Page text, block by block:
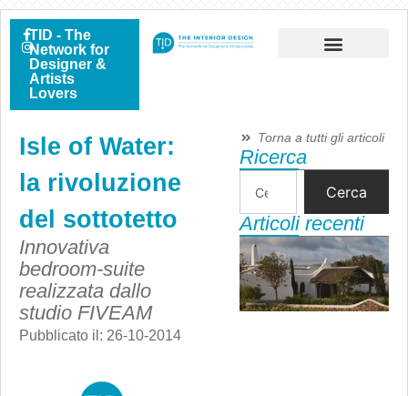
TID - The
Network for
Designer &
Artists
Lovers
Isle of Water:
la rivoluzione
del sottotetto
Innovativa
bedroom-suite
realizzata dallo
studio FIVEAM
Pubblicato il: 26-10-2014
Torna a tutti gli articoli
Ricerca
Cerca
Articoli recenti